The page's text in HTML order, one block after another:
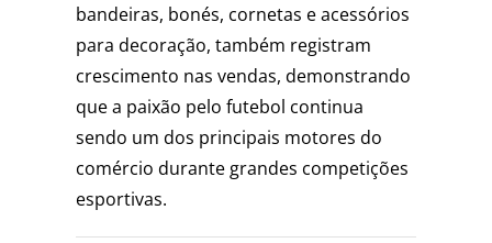
bandeiras, bonés, cornetas e acessórios
para decoração, também registram
crescimento nas vendas, demonstrando
que a paixão pelo futebol continua
sendo um dos principais motores do
comércio durante grandes competições
esportivas.